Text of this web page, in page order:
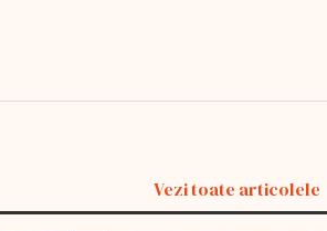
Vezi toate articolele